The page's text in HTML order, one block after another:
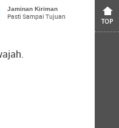
Jaminan Kiriman
Pasti Sampai Tujuan